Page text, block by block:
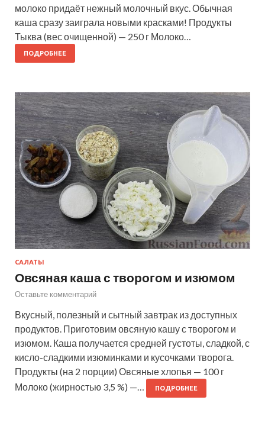
молоко придаёт нежный молочный вкус. Обычная
каша сразу заиграла новыми красками! Продукты
Тыква (вес очищенной) — 250 г Молоко…
ПОДРОБНЕЕ
САЛАТЫ
Овсяная каша с творогом и изюмом
Оставьте комментарий
Вкусный, полезный и сытный завтрак из доступных
продуктов. Приготовим овсяную кашу с творогом и
изюмом. Каша получается средней густоты, сладкой, с
кисло-сладкими изюминками и кусочками творога.
Продукты (на 2 порции) Овсяные хлопья — 100 г
Молоко (жирностью 3,5 %) —…
ПОДРОБНЕЕ